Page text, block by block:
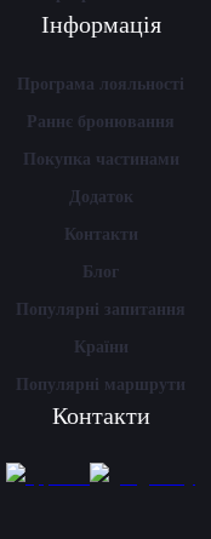
Інформація
Програма лояльності
Раннє бронювання
Покупка частинами
Додаток
Контакти
Блог
Популярні запитання
Країни
Популярні маршрути
Контакти